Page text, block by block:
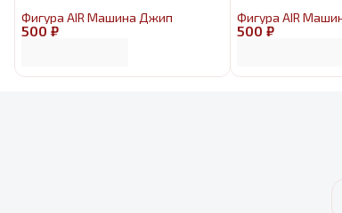
500 ₽
Фигура AIR Машина Джип
500 ₽
Фигура AIR